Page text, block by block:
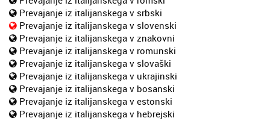
Prevajanje iz italijanskega v srbski
Prevajanje iz italijanskega v slovenski
Prevajanje iz italijanskega v znakovni
Prevajanje iz italijanskega v romunski
Prevajanje iz italijanskega v slovaški
Prevajanje iz italijanskega v ukrajinski
Prevajanje iz italijanskega v bosanski
Prevajanje iz italijanskega v estonski
Prevajanje iz italijanskega v hebrejski